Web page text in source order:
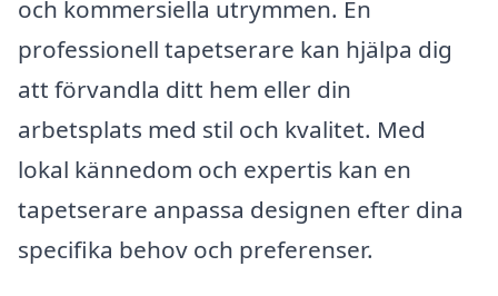
och kommersiella utrymmen. En
professionell tapetserare kan hjälpa dig
att förvandla ditt hem eller din
arbetsplats med stil och kvalitet. Med
lokal kännedom och expertis kan en
tapetserare anpassa designen efter dina
specifika behov och preferenser.